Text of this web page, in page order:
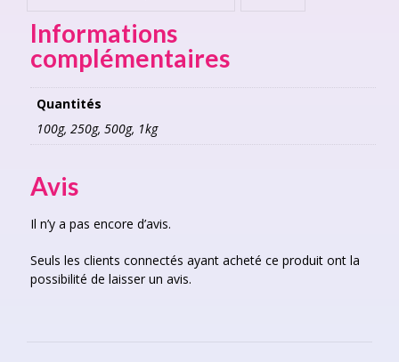
Informations
complémentaires
Quantités
100g, 250g, 500g, 1kg
Avis
Il n’y a pas encore d’avis.
Seuls les clients connectés ayant acheté ce produit ont la
possibilité de laisser un avis.